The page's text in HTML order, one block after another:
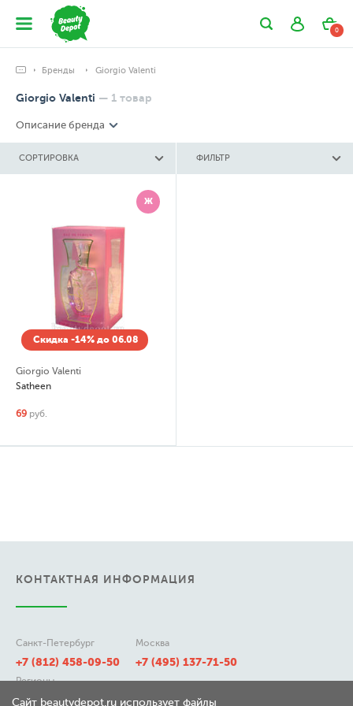
0
Бренды Giorgio Valenti
Giorgio Valenti — 1 товар
Описание бренда
СОРТИРОВКА ФИЛЬТР
Ж
Скидка -14% до 06.08
Giorgio Valenti
Satheen
69 руб.
КОНТАКТНАЯ ИНФОРМАЦИЯ
Санкт-Петербург
+7 (812) 458-09-50
Москва
+7 (495) 137-71-50
Регионы
8 (800) 511-21-50
Сайт beautydepot.ru использует файлы